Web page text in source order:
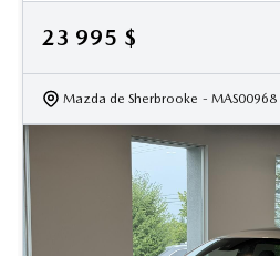
23 995 $
Mazda de Sherbrooke - MAS00968